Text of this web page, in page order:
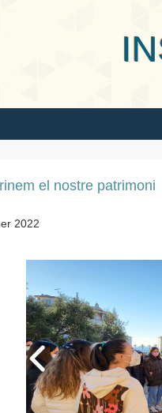
el nostre patrimoni
2022